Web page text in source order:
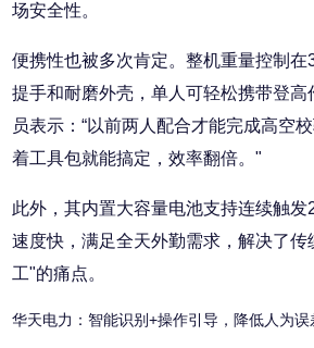
场安全性。
便携性也被多次肯定。整机重量控制
提手和耐磨外壳，单人可轻松携带登
员表示：“以前两人配合才能完成高空
着工具包就能搞定，效率翻倍。"
此外，其内置大容量电池支持连续触
速度快，满足全天外勤需求，解决了传
工"的痛点。
华天电力：智能识别+操作引导，降低人为误